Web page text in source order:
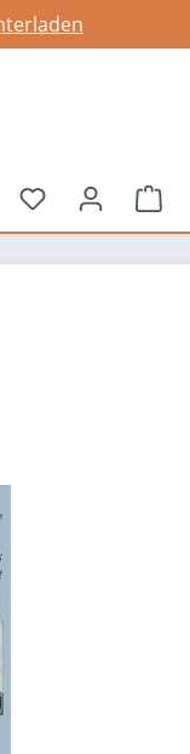
Du hast 0